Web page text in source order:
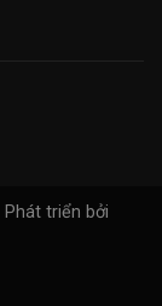
Phát triển bởi